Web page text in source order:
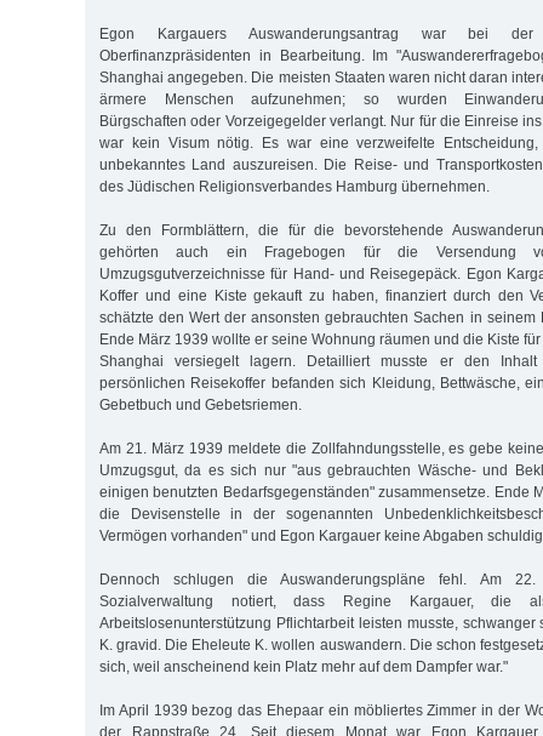
Egon Kargauers Auswanderungsantrag war bei
Oberfinanzpräsidenten in Bearbeitung. Im
Shanghai angegeben. Die meisten Staaten waren nicht daran
ärmere Menschen aufzunehmen; so wurden
Bürgschaften oder Vorzeigegelder verlangt. Nur für die Einreise
war kein Visum nötig. Es war eine verzweifelte
unbekanntes Land auszureisen. Die Reise- und
des Jüdischen Religionsverbandes Hamburg übernehmen.
Zu den Formblättern, die für die bevorstehende
gehörten auch ein Fragebogen für die Versendung
Umzugsgutverzeichnisse für Hand- und Reisegepäck. Egon
Koffer und eine Kiste gekauft zu haben, finanziert durch den
schätzte den Wert der ansonsten gebrauchten Sachen in seinem
Ende März 1939 wollte er seine Wohnung räumen und die Kiste
Shanghai versiegelt lagern. Detailliert musste er den
persönlichen Reisekoffer befanden sich Kleidung, Bettwäsche,
Gebetbuch und Gebetsriemen.
Am 21. März 1939 meldete die Zollfahndungsstelle, es gebe
Umzugsgut, da es sich nur "aus gebrauchten Wäsche- und
einigen benutzten Bedarfsgegenständen" zusammensetze. Ende
die Devisenstelle in der sogenannten
Vermögen vorhanden" und Egon Kargauer keine Abgaben
Dennoch schlugen die Auswanderungspläne fehl. Am
Sozialverwaltung notiert, dass Regine Kargauer, die
Arbeitslosenunterstützung Pflichtarbeit leisten musste, schwanger
K. gravid. Die Eheleute K. wollen auswandern. Die schon
sich, weil anscheinend kein Platz mehr auf dem Dampfer war."
Im April 1939 bezog das Ehepaar ein möbliertes Zimmer in der
der Rappstraße 24. Seit diesem Monat war Egon